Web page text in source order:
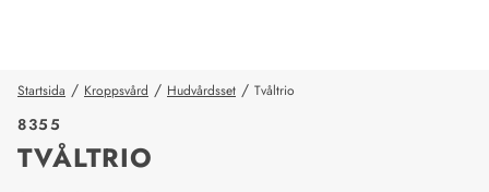
Startsida / Kroppsvård / Hudvårdsset / Tvåltrio
8355
TVÅLTRIO